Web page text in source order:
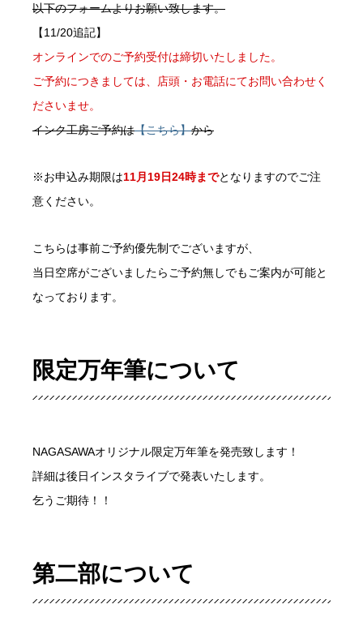
以下のフォームよりお願い致します。
【11/20追記】
オンラインでのご予約受付は締切いたしました。
ご予約につきましては、店頭・お電話にてお問い合わせく
ださいませ。
インク工房ご予約は【こちら】から
※お申込み期限は11月19日24時までとなりますのでご注
意ください。
こちらは事前ご予約優先制でございますが、
当日空席がございましたらご予約無しでもご案内が可能と
なっております。
限定万年筆について
NAGASAWAオリジナル限定万年筆を発売致します！
詳細は後日インスタライブで発表いたします。
乞うご期待！！
第二部について